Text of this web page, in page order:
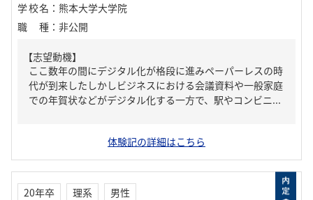
学校名 ： 熊本大学大学院
職種 ： 非公開
【志望動機】
ここ数年の間にデジタル化が格段に進みペーパーレスの時
代が到来したしかしビジネスにおける会議資料や一般家庭
での年賀状などがデジタル化する一方で、駅やコンビニ...
体験記の詳細はこちら
20年卒 理系
男性